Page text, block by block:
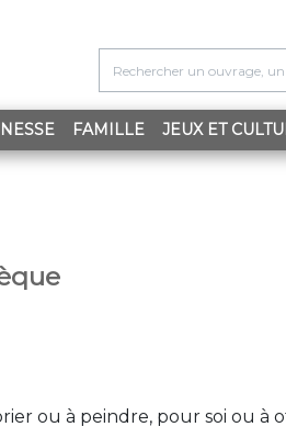
FAMILLE JEUX ET
ou à peindre, pour soi ou à